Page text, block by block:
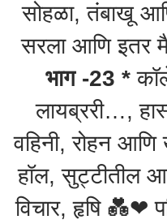
सोहळा, तंबाखू
सरला आणि इतर
भाग -23 *
लायब्ररी…,
वहिनी, रोहन
हॉल, सुट्टीतील
विचार, हृषि 💑❤